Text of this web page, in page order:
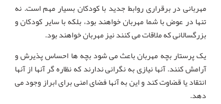
مهربانی در برقراری روابط جدید با کودکان بسیار مهم است. نه
تنها در عوض با شما مهربان خواهند بود، بلکه با سایر کودکان و
بزرگسالانی که ملاقات می کنند نیز مهربان خواهند بود.
یک پرستار بچه مهربان باعث می شود بچه ها احساس پذیرش و
آرامش کنند. آنها نیازی به نگرانی ندارند که نظاره گر آنها از آنها
انتقاد یا قضاوت کند و این به آنها فضای امنی برای ابراز وجود می
دهد.